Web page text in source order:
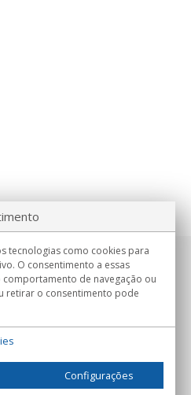
tecnologias como cookies para
O consentimento a essas
de navegação ou
retirar o consentimento pode
Configurações